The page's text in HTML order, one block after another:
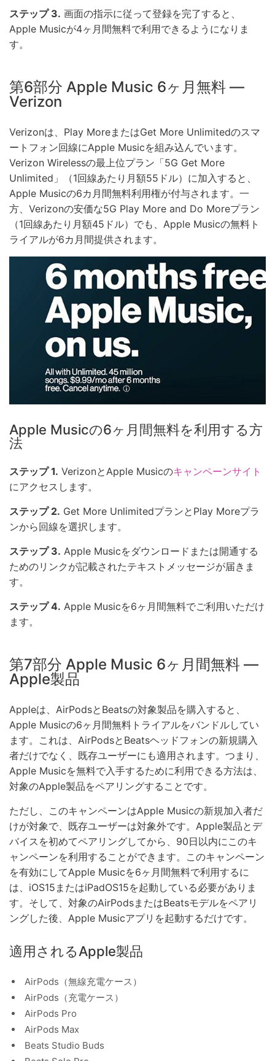
ステップ 3. 画面の指示に従って登録を完了すると、
Apple Musicが4ヶ月間無料で利用できるようになりま
す。
第6部分 Apple Music 6ヶ月無料 —
Verizon
Verizonは、Play MoreまたはGet More Unlimitedのスマ
ートフォン回線にApple Musicを組み込んでいます。
Verizon Wirelessの最上位プラン「5G Get More
Unlimited」（1回線あたり月額55ドル）に加入すると、
Apple Musicの6カ月間無料利用権が付与されます。一
方、Verizonの安価な5G Play More and Do Moreプラン
（1回線あたり月額45ドル）でも、Apple Musicの無料ト
ライアルが6カ月間提供されます。
Apple Musicの6ヶ月間無料を利用する方
法
ステップ 1. VerizonとApple Musicのキャンペーンサイト
にアクセスします。
ステップ 2. Get More UnlimitedプランとPlay Moreプラ
ンから回線を選択します。
ステップ 3. Apple Musicをダウンロードまたは開通する
ためのリンクが記載されたテキストメッセージが届きま
す。
ステップ 4. Apple Musicを6ヶ月間無料でご利用いただけ
ます。
第7部分 Apple Music 6ヶ月間無料 —
Apple製品
Appleは、AirPodsとBeatsの対象製品を購入すると、
Apple Musicの6ヶ月間無料トライアルをバンドルしてい
ます。これは、AirPodsとBeatsヘッドフォンの新規購入
者だけでなく、既存ユーザーにも適用されます。つまり、
Apple Musicを無料で入手するために利用できる方法は、
対象のApple製品をペアリングすることです。
ただし、このキャンペーンはApple Musicの新規加入者だ
けが対象で、既存ユーザーは対象外です。Apple製品とデ
バイスを初めてペアリングしてから、90日以内にこのキ
ャンペーンを利用することができます。このキャンペーン
を有効にしてApple Musicを6ヶ月間無料で利用するに
は、iOS15またはiPadOS15を起動している必要がありま
す。そして、対象のAirPodsまたはBeatsモデルをペアリ
ングした後、Apple Musicアプリを起動するだけです。
適用されるApple製品
AirPods（無線充電ケース）
AirPods（充電ケース）
AirPods Pro
AirPods Max
Beats Studio Buds